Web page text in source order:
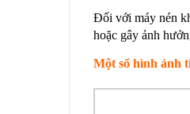
Đối với máy nén
hoặc gây ảnh
Một số hình ảnh